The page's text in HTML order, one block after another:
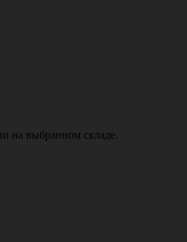
на выбранном складе.